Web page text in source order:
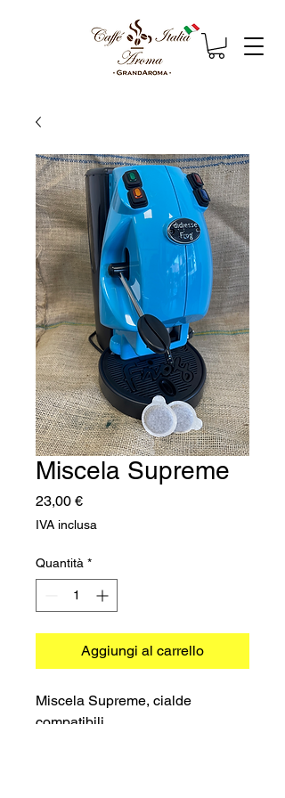
Miscela Supreme
23,00 €Prezzo
IVA inclusa
Quantità *
Aggiungi al carrello
Miscela Supreme, cialde
compatibili.